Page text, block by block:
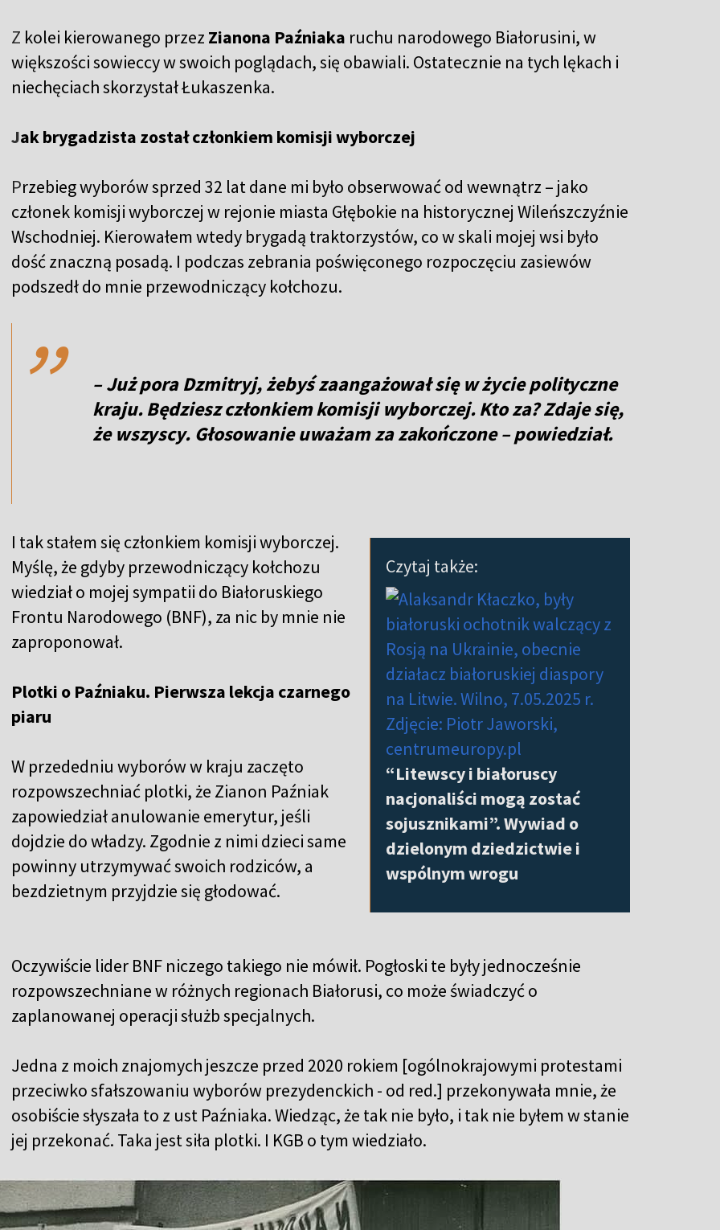
Z kolei kierowanego przez Zianona Paźniaka ruchu narodowego Białorusini, w
większości sowieccy w swoich poglądach, się obawiali. Ostatecznie na tych lękach i
niechęciach skorzystał Łukaszenka.
Jak brygadzista został członkiem komisji wyborczej
Przebieg wyborów sprzed 32 lat dane mi było obserwować od wewnątrz – jako
członek komisji wyborczej w rejonie miasta Głębokie na historycznej Wileńszczyźnie
Wschodniej. Kierowałem wtedy brygadą traktorzystów, co w skali mojej wsi było
dość znaczną posadą. I podczas zebrania poświęconego rozpoczęciu zasiewów
podszedł do mnie przewodniczący kołchozu.
,,
– Już pora Dzmitryj, żebyś zaangażował się w życie polityczne
kraju. Będziesz członkiem komisji wyborczej. Kto za? Zdaje się,
że wszyscy. Głosowanie uważam za zakończone – powiedział.
Czytaj także:
“Litewscy i białoruscy
nacjonaliści mogą zostać
sojusznikami”. Wywiad o
dzielonym dziedzictwie i
wspólnym wrogu
I tak stałem się członkiem komisji wyborczej.
Myślę, że gdyby przewodniczący kołchozu
wiedział o mojej sympatii do Białoruskiego
Frontu Narodowego (BNF), za nic by mnie nie
zaproponował.
Plotki o Paźniaku. Pierwsza lekcja czarnego
piaru
W przededniu wyborów w kraju zaczęto
rozpowszechniać plotki, że Zianon Paźniak
zapowiedział anulowanie emerytur, jeśli
dojdzie do władzy. Zgodnie z nimi dzieci same
powinny utrzymywać swoich rodziców, a
bezdzietnym przyjdzie się głodować.
Oczywiście lider BNF niczego takiego nie mówił. Pogłoski te były jednocześnie
rozpowszechniane w różnych regionach Białorusi, co może świadczyć o
zaplanowanej operacji służb specjalnych.
Jedna z moich znajomych jeszcze przed 2020 rokiem [ogólnokrajowymi protestami
przeciwko sfałszowaniu wyborów prezydenckich - od red.] przekonywała mnie, że
osobiście słyszała to z ust Paźniaka. Wiedząc, że tak nie było, i tak nie byłem w stanie
jej przekonać. Taka jest siła plotki. I KGB o tym wiedziało.